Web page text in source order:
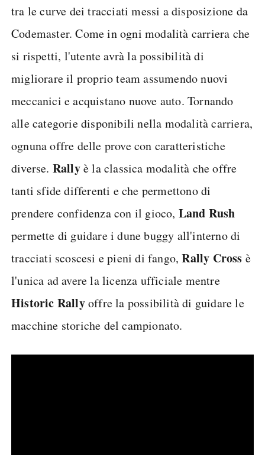
tra le curve dei tracciati messi a disposizione da
Codemaster. Come in ogni modalità carriera che
si rispetti, l'utente avrà la possibilità di
migliorare il proprio team assumendo nuovi
meccanici e acquistano nuove auto. Tornando
alle categorie disponibili nella modalità carriera,
ognuna offre delle prove con caratteristiche
diverse. Rallyè la classica modalità che offre
tanti sfide differenti e che permettono di
prendere confidenza con il gioco, Land Rush
permette di guidare i dune buggy all'interno di
tracciati scoscesi e pieni di fango,Rally Cross è
l'unica ad avere la licenza ufficiale mentre
Historic Rallyoffre la possibilità di guidare le
macchine storiche del campionato.